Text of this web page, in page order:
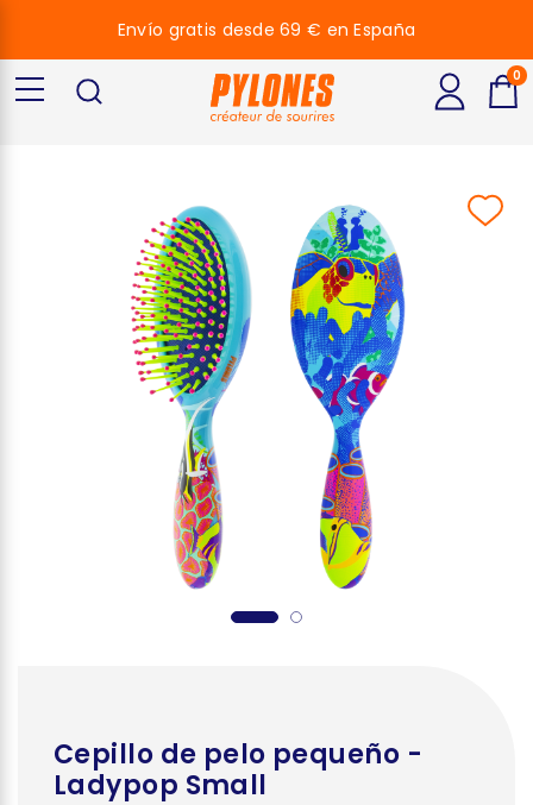
Cepillo de pelo pequeño -
Ladypop Small
Envío gratis desde 69 € en España
0